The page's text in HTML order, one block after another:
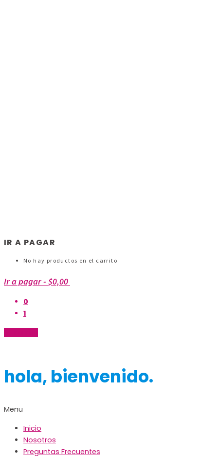
IR A PAGAR
No hay productos en el carrito
Ir a pagar- $0,00
0
1
hola, bienvenido.
Menu
Inicio
Nosotros
Preguntas Frecuentes